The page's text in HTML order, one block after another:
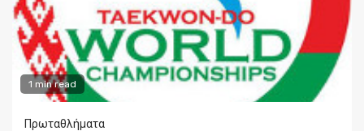
1 min read
Πρωταθλήματα